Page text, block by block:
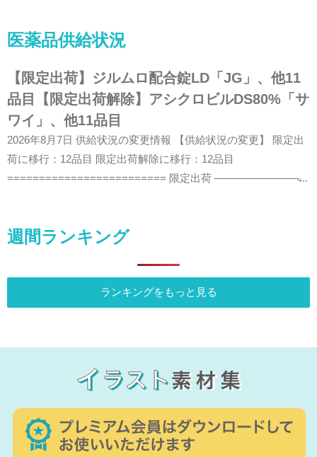
医薬品供給状況
【限定出荷】ジルムロ配合錠LD「JG」、他11
品目【限定出荷解除】アシクロビルDS80%「サ
ワイ」、他11品目
2026年8月7日 供給状況の変更情報 【供給状況の変更】 限定出
荷に移行：12品目 限定出荷解除に移行：12品目
========================= 限定出荷 ————————̵...
週間ランキング
ランキングをもっと見る